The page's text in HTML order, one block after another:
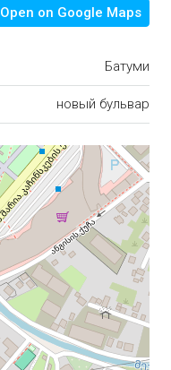
Open on Google Maps
Батуми
новый бульвар